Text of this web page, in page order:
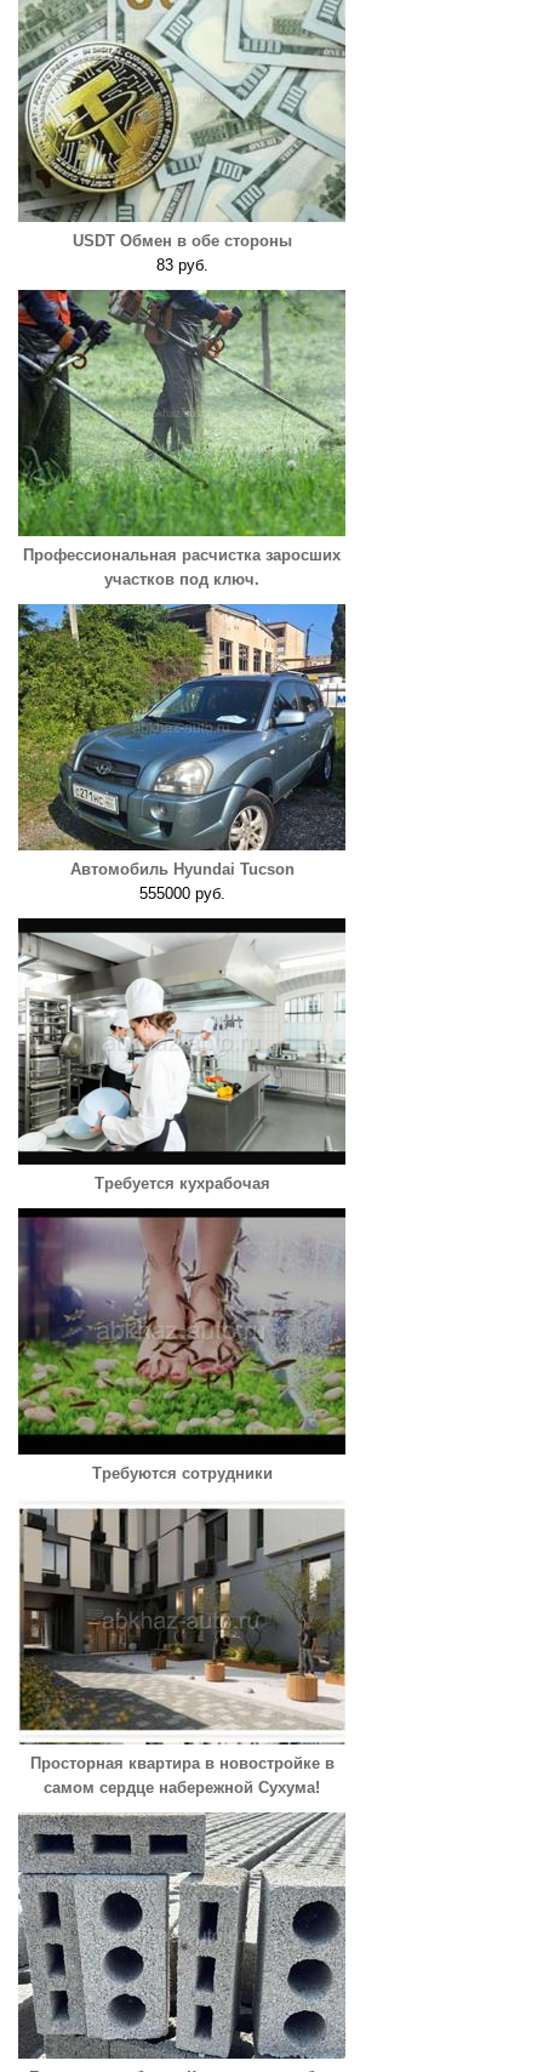
USDT Обмен в обе стороны
83 руб.
Профессиональная расчистка заросших
участков под ключ.
Автомобиль Hyundai Tucson
555000 руб.
Требуется кухрабочая
Требуются сотрудники
Просторная квартира в новостройке в
самом сердце набережной Сухума!